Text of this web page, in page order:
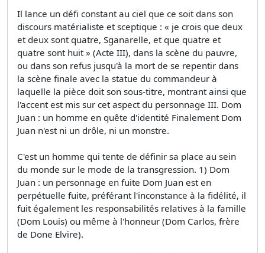
Il lance un défi constant au ciel que ce soit dans son
discours matérialiste et sceptique : « je crois que deux
et deux sont quatre, Sganarelle, et que quatre et
quatre sont huit » (Acte III), dans la scène du pauvre,
ou dans son refus jusqu'à la mort de se repentir dans
la scène finale avec la statue du commandeur à
laquelle la pièce doit son sous-titre, montrant ainsi que
l'accent est mis sur cet aspect du personnage III. Dom
Juan : un homme en quête d'identité Finalement Dom
Juan n'est ni un drôle, ni un monstre.
C'est un homme qui tente de définir sa place au sein
du monde sur le mode de la transgression. 1) Dom
Juan : un personnage en fuite Dom Juan est en
perpétuelle fuite, préférant l'inconstance à la fidélité, il
fuit également les responsabilités relatives à la famille
(Dom Louis) ou même à l'honneur (Dom Carlos, frère
de Done Elvire).